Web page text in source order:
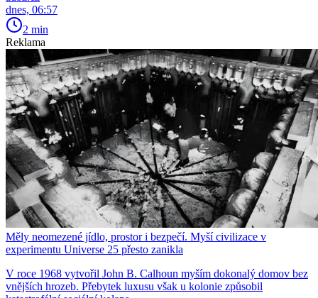
dnes, 06:57
2 min
Reklama
Měly neomezené jídlo, prostor i bezpečí. Myší civilizace v
experimentu Universe 25 přesto zanikla
V roce 1968 vytvořil John B. Calhoun myším dokonalý domov bez
vnějších hrozeb. Přebytek luxusu však u kolonie způsobil